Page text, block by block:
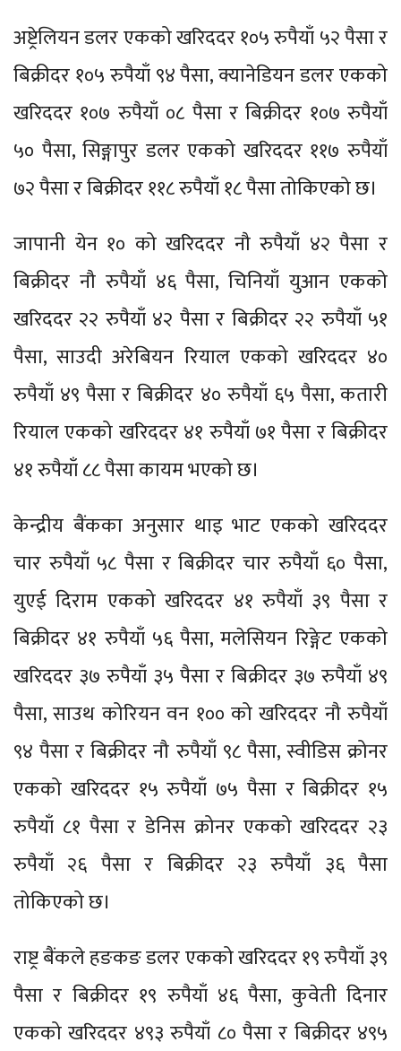
अष्ट्रेलियन डलर एकको खरिददर १०५ रुपैयाँ ५२ पैसा र
बिक्रीदर १०५ रुपैयाँ ९४ पैसा, क्यानेडियन डलर एकको
खरिददर १०७ रुपैयाँ ०८ पैसा र बिक्रीदर १०७ रुपैयाँ
५० पैसा, सिङ्गापुर डलर एकको खरिददर ११७ रुपैयाँ
७२ पैसा र बिक्रीदर ११८ रुपैयाँ १८ पैसा तोकिएको छ।
जापानी येन १० को खरिददर नौ रुपैयाँ ४२ पैसा र
बिक्रीदर नौ रुपैयाँ ४६ पैसा, चिनियाँ युआन एकको
खरिददर २२ रुपैयाँ ४२ पैसा र बिक्रीदर २२ रुपैयाँ ५१
पैसा, साउदी अरेबियन रियाल एकको खरिददर ४०
रुपैयाँ ४९ पैसा र बिक्रीदर ४० रुपैयाँ ६५ पैसा, कतारी
रियाल एकको खरिददर ४१ रुपैयाँ ७१ पैसा र बिक्रीदर
४१ रुपैयाँ ८८ पैसा कायम भएको छ।
केन्द्रीय बैंकका अनुसार थाइ भाट एकको खरिददर
चार रुपैयाँ ५८ पैसा र बिक्रीदर चार रुपैयाँ ६० पैसा,
युएई दिराम एकको खरिददर ४१ रुपैयाँ ३९ पैसा र
बिक्रीदर ४१ रुपैयाँ ५६ पैसा, मलेसियन रिङ्गेट एकको
खरिददर ३७ रुपैयाँ ३५ पैसा र बिक्रीदर ३७ रुपैयाँ ४९
पैसा, साउथ कोरियन वन १०० को खरिददर नौ रुपैयाँ
९४ पैसा र बिक्रीदर नौ रुपैयाँ ९८ पैसा, स्वीडिस क्रोनर
एकको खरिददर १५ रुपैयाँ ७५ पैसा र बिक्रीदर १५
रुपैयाँ ८१ पैसा र डेनिस क्रोनर एकको खरिददर २३
रुपैयाँ २६ पैसा र बिक्रीदर २३ रुपैयाँ ३६ पैसा
तोकिएको छ।
राष्ट्र बैंकले हङकङ डलर एकको खरिददर १९ रुपैयाँ ३९
पैसा र बिक्रीदर १९ रुपैयाँ ४६ पैसा, कुवेती दिनार
एकको खरिददर ४९३ रुपैयाँ ८० पैसा र बिक्रीदर ४९५